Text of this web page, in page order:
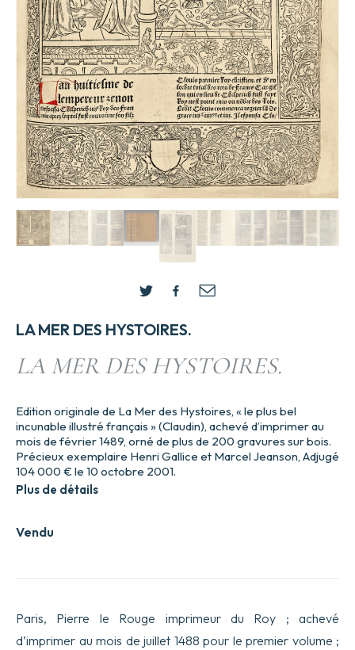
LA MER DES HYSTOIRES.
LA MER DES HYSTOIRES.
Vendu
Edition originale de La Mer des Hystoires, « le plus bel
incunable illustré français » (Claudin), achevé d’imprimer au
mois de février 1489, orné de plus de 200 gravures sur bois.
Précieux exemplaire Henri Gallice et Marcel Jeanson, Adjugé
104 000 € le 10 octobre 2001.
Plus de détails
Paris, Pierre le Rouge imprimeur du Roy ; achevé
d’imprimer au mois de juillet 1488 pour le premier volume ;